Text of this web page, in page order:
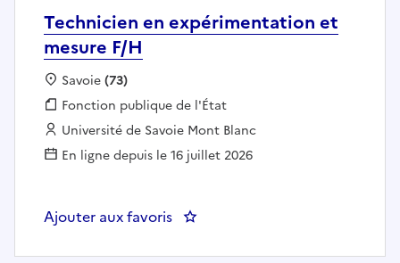
Technicien en expérimentation et
mesure F/H
Localisation :
Savoie(73)
Fonction publique :
Fonction publique de l'État
Employeur :
Université de Savoie Mont Blanc
En ligne depuis le 16 juillet 2026
Ajouter aux favoris : Technicien en